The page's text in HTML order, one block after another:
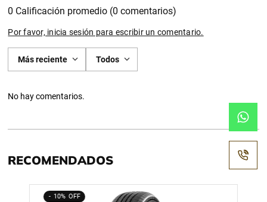
0 Calificación promedio (0 comentarios)
Por favor, inicia sesión para escribir un comentario.
Más reciente Todos
No hay comentarios.
RECOMENDADOS
10%